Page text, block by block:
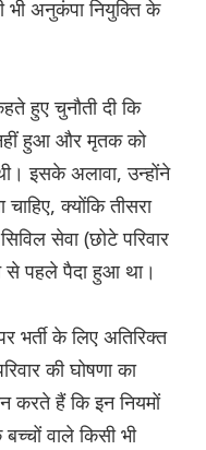
भी अनुकंपा नियुक्ति के
हुए चुनौती दी कि
हुआ और मृतक को
इसके अलावा, उन्होंने
क्योंकि तीसरा
सेवा (छोटे परिवार
से पहले पैदा हुआ था।
भर्ती के लिए अतिरिक्त
की घोषणा का
करते हैं कि इन नियमों
वाले किसी भी